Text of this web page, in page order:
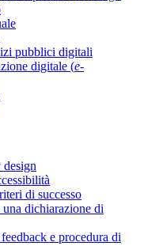
pubblici digitali
digitale (e-
di successo
dichiarazione di
e procedura di